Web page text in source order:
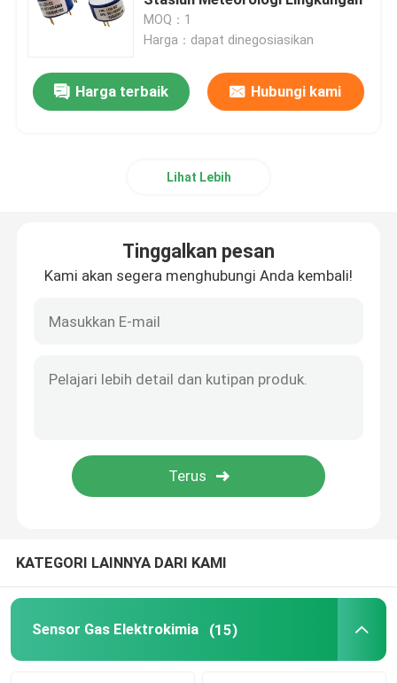
Sensor Gas Elektrokimia
Sensor Gas
Sensor Aliran Udara Medis
Sensor suhu kelembaban
Sensor Tekanan Elektronik
sensor arus
Sensor lainnya
MOQ：1
Harga：dapat dinegosiasikan
Harga terbaik Hubungi kami
Lihat Lebih
Tinggalkan pesan
Kami akan segera menghubungi Anda kembali!
KATEGORI LAINNYA DARI KAMI
Sensor Gas Elektrokimia (15)